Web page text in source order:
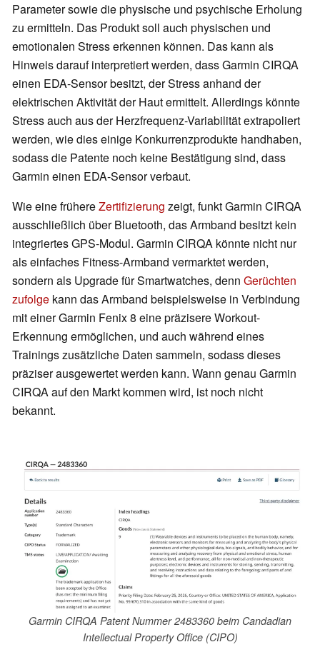
Parameter sowie die physische und psychische Erholung
zu ermitteln. Das Produkt soll auch physischen und
emotionalen Stress erkennen können. Das kann als
Hinweis darauf interpretiert werden, dass Garmin CIRQA
einen EDA-Sensor besitzt, der Stress anhand der
elektrischen Aktivität der Haut ermittelt. Allerdings könnte
Stress auch aus der Herzfrequenz-Variabilität extrapoliert
werden, wie dies einige Konkurrenzprodukte handhaben,
sodass die Patente noch keine Bestätigung sind, dass
Garmin einen EDA-Sensor verbaut.
Wie eine frühereZertifizierung zeigt, funkt Garmin CIRQA
ausschließlich über Bluetooth, das Armband besitzt kein
integriertes GPS-Modul. Garmin CIRQA könnte nicht nur
als einfaches Fitness-Armband vermarktet werden,
sondern als Upgrade für Smartwatches, denn Gerüchten
zufolge kann das Armband beispielsweise in Verbindung
mit einer Garmin Fenix 8 eine präzisere Workout-
Erkennung ermöglichen, und auch während eines
Trainings zusätzliche Daten sammeln, sodass dieses
präziser ausgewertet werden kann. Wann genau Garmin
CIRQA auf den Markt kommen wird, ist noch nicht
bekannt.
Garmin CIRQA Patent Nummer 2483360 beim Candadian
Intellectual Property Office (CIPO)